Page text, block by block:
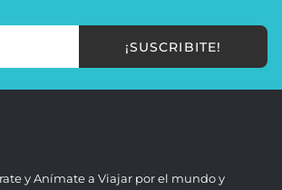
¡SUSCRIBITE!
y Anímate a Viajar por el mundo y